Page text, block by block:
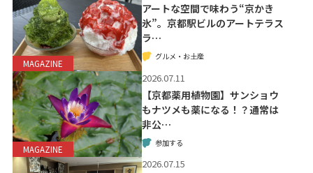
MAGAZINE
アートな空間で味わう“京かき
氷”。京都駅ビルのアートテラス
ラ…
グルメ・お土産
MAGAZINE
2026.07.11
【京都薬用植物園】サンショウ
もナツメも薬になる！？通常は
非公…
参加する
2026.07.15